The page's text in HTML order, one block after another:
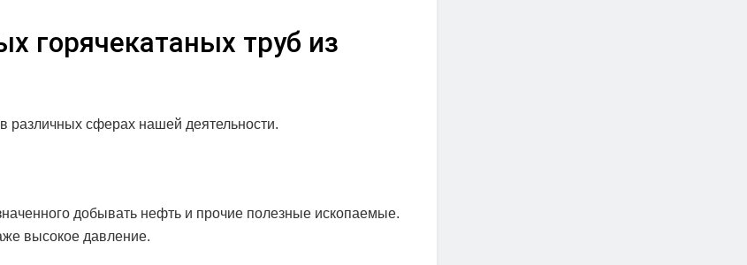
горячекатаных труб из
различных сферах нашей деятельности.
добывать нефть и прочие полезные ископаемые.
высокое давление.